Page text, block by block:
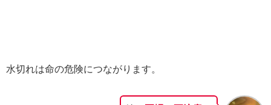
水切れは命の危険につながります。